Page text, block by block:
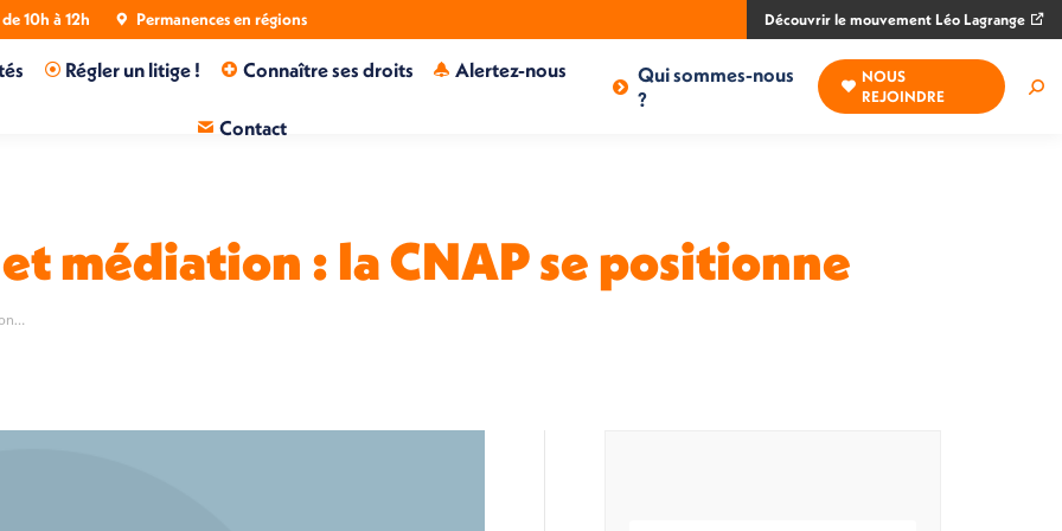
10h à 12h Permanences en régions Découvrir le mouvement Léo Lagrange
Régler un litige ! Connaître ses droits Alertez-nous
Contact
Qui sommes-nous
?
NOUS
REJOINDRE
médiation : la CNAP se positionne